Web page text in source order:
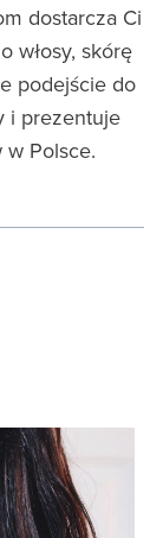
dostarcza Ci
włosy, skórę
podejście do
i prezentuje
Polsce.